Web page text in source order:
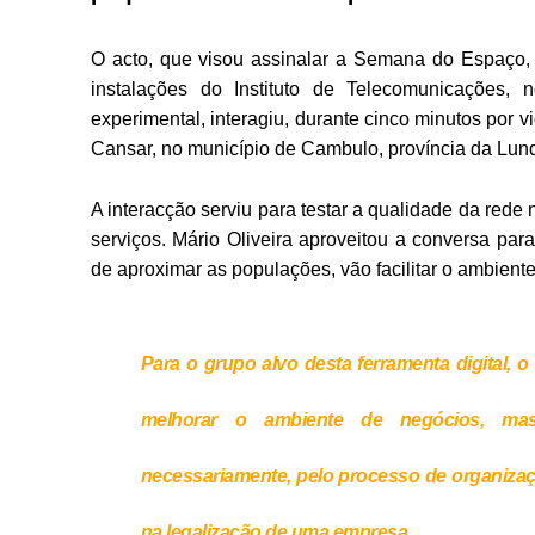
O acto, que visou assinalar a Semana do
instalações do Instituto de
experimental, interagiu, durante cinco minutos por
Cansar, no município de Cambulo, província da
A interacção serviu para testar a qualidade da
serviços. Mário Oliveira aproveitou a conversa
de aproximar as populações, vão facilitar o
Para o grupo alvo desta ferramenta digital,
melhorar o ambiente de negócios,
necessariamente, pelo processo de